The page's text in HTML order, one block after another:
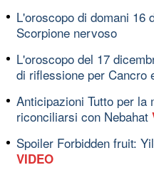
L'oroscopo di domani 16
Scorpione nervoso
L'oroscopo del 17
di riflessione per Cancro
Anticipazioni Tutto per la
riconciliarsi con Nebahat
Spoiler Forbidden fruit:
VIDEO